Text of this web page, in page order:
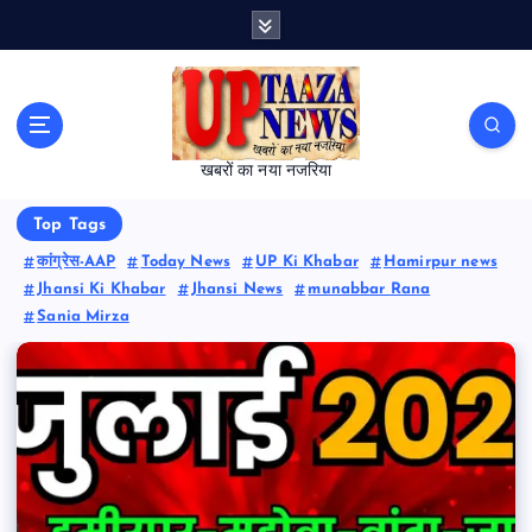
खबरों का नया नजरिया
Top Tags
कांग्रेस-AAP Today News UP Ki Khabar
Hamirpur news
Jhansi Ki Khabar
Jhansi News
munabbar Rana
Sania Mirza